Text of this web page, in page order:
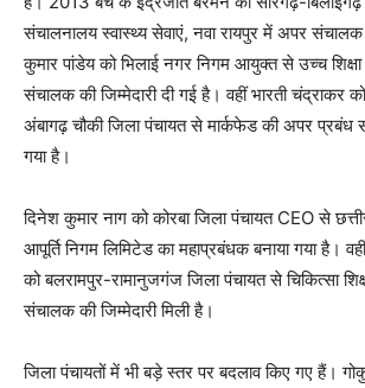
संचालनालय स्वास्थ्य सेवाएं, नवा रायपुर में अपर संचालक
कुमार पांडेय को भिलाई नगर निगम आयुक्त से उच्च
संचालक की जिम्मेदारी दी गई है। वहीं भारती चंद्राकर
अंबागढ़ चौकी जिला पंचायत से मार्कफेड की अपर प्रबंध
गया है।
दिनेश कुमार नाग को कोरबा जिला पंचायत CEO से
आपूर्ति निगम लिमिटेड का महाप्रबंधक बनाया गया है।
को बलरामपुर-रामानुजगंज जिला पंचायत से चिकित्सा
संचालक की जिम्मेदारी मिली है।
जिला पंचायतों में भी बड़े स्तर पर बदलाव किए गए हैं।